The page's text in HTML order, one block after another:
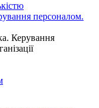
персоналом.
Керування